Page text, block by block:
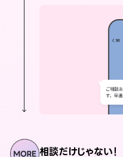
相談だけじゃない！